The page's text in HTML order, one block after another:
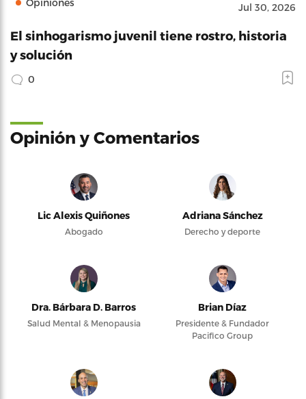
Opiniones Jul 30, 2026
El sinhogarismo juvenil tiene rostro, historia
y solución
0
Opinión y Comentarios
Lic Alexis Quiñones
Abogado
Adriana Sánchez
Derecho y deporte
Dra. Bárbara D. Barros
Salud Mental & Menopausia
Brian Díaz
Presidente & Fundador
Pacifico Group